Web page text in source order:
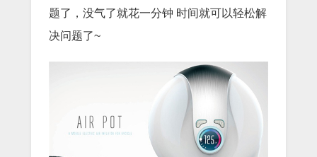
题了，没气了就花一分钟 时间就可以轻松解
决问题了~